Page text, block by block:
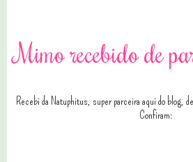
Mimo recebido de
Recebi da Natuphitus, super parceira aqui do blog,
Confiram: